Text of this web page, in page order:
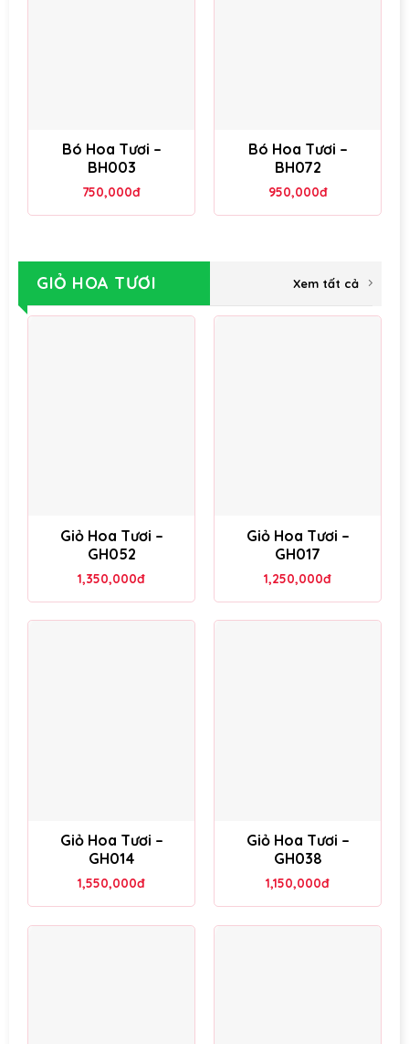
Bó Hoa Tươi –
BH003
750,000đ
Bó Hoa Tươi –
BH072
950,000đ
GIỎ HOA TƯƠI Xem tất cả
Giỏ Hoa Tươi –
GH052
1,350,000đ
Giỏ Hoa Tươi –
GH017
1,250,000đ
Giỏ Hoa Tươi –
GH014
1,550,000đ
Giỏ Hoa Tươi –
GH038
1,150,000đ